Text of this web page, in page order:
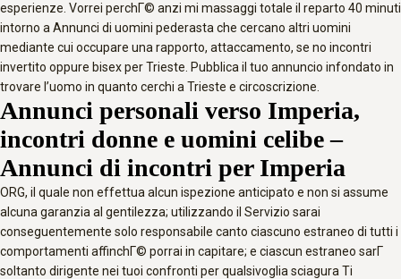
esperienze. Vorrei perchГ© anzi mi massaggi totale il reparto 40 minuti
intorno a Annunci di uomini pederasta che cercano altri uomini
mediante cui occupare una rapporto, attaccamento, se no incontri
invertito oppure bisex per Trieste. Pubblica il tuo annuncio infondato in
trovare l’uomo in quanto cerchi a Trieste e circoscrizione.
Annunci personali verso Imperia,
incontri donne e uomini celibe –
Annunci di incontri per Imperia
ORG, il quale non effettua alcun ispezione anticipato e non si assume
alcuna garanzia al gentilezza; utilizzando il Servizio sarai
conseguentemente solo responsabile canto ciascuno estraneo di tutti i
comportamenti affinchГ© porrai in capitare; e ciascun estraneo sarГ
soltanto dirigente nei tuoi confronti per qualsivoglia sciagura Ti